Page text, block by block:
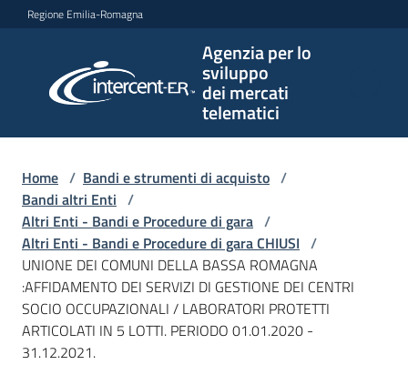
Vai al contenuto
Vai alla navigazione
Vai al footer
Regione Emilia-Romagna
Agenzia per lo
sviluppo
dei mercati
telematici
per lo
sviluppo
telematici
L'Agenzia
Bandi
e
Home / Bandi e strumenti di acquisto /
Bandi altri Enti /
Altri Enti - Bandi e Procedure di gara /
Altri Enti - Bandi e Procedure di gara CHIUSI /
UNIONE DEI COMUNI DELLA BASSA ROMAGNA
:AFFIDAMENTO DEI SERVIZI DI GESTIONE DEI CENTRI
SOCIO OCCUPAZIONALI / LABORATORI PROTETTI
ARTICOLATI IN 5 LOTTI. PERIODO 01.01.2020 -
31.12.2021.